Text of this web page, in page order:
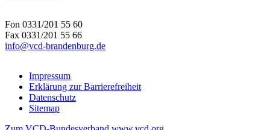
Fon 0331/201 55 60
Fax 0331/201 55 66
info@vcd-brandenburg.de
Impressum
Erklärung zur Barrierefreiheit
Datenschutz
Sitemap